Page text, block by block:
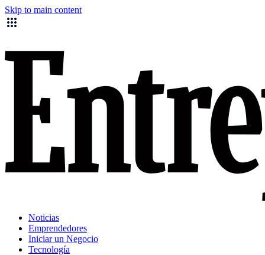
Skip to main content
Noticias
Emprendedores
Iniciar un Negocio
Tecnología